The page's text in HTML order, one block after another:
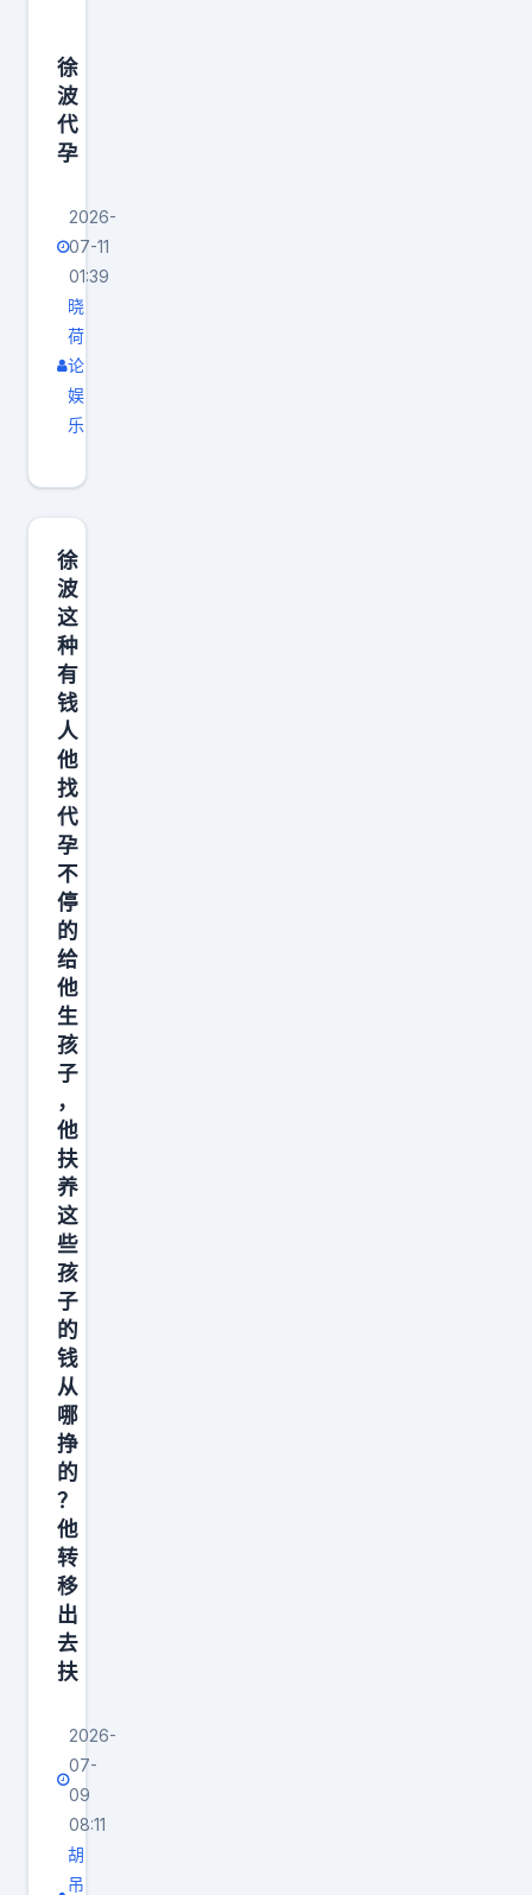
徐
波
代
孕
2026-
07-11
01:39
晓
荷
论
娱
乐
徐
波
这
种
有
钱
人
他
找
代
孕
不
停
的
给
他
生
孩
子
，
他
扶
养
这
些
孩
子
的
钱
从
哪
挣
的
？
他
转
移
出
去
扶
2026-
07-
09
08:11
胡
吊